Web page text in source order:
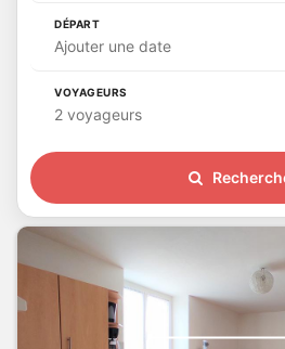
DÉPART
Ajouter une date
VOYAGEURS
2 voyageurs